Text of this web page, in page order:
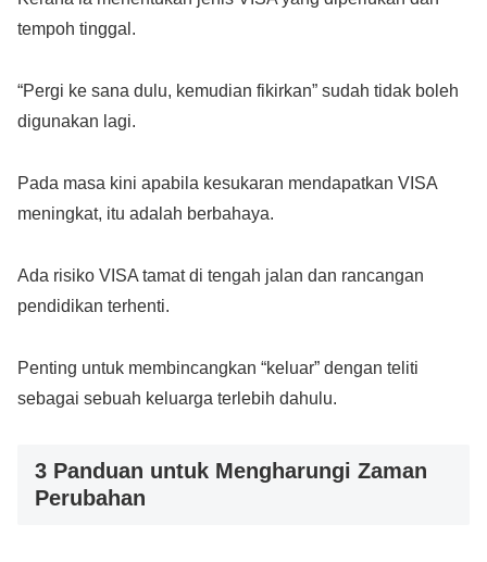
tempoh tinggal.
“Pergi ke sana dulu, kemudian fikirkan” sudah tidak boleh
digunakan lagi.
Pada masa kini apabila kesukaran mendapatkan VISA
meningkat, itu adalah berbahaya.
Ada risiko VISA tamat di tengah jalan dan rancangan
pendidikan terhenti.
Penting untuk membincangkan “keluar” dengan teliti
sebagai sebuah keluarga terlebih dahulu.
3 Panduan untuk Mengharungi Zaman
Perubahan